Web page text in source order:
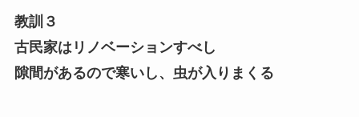
教訓３
古民家はリノベーションすべし
隙間があるので寒いし、虫が入りまくる